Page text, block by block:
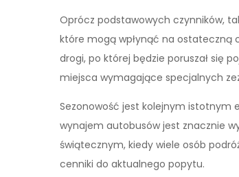
Oprócz podstawowych czynników,
które mogą wpłynąć na ostateczną
drogi, po której będzie poruszał się
miejsca wymagające specjalnych
Sezonowość jest kolejnym istotnym
wynajem autobusów jest znacznie
świątecznym, kiedy wiele osób
cenniki do aktualnego popytu.